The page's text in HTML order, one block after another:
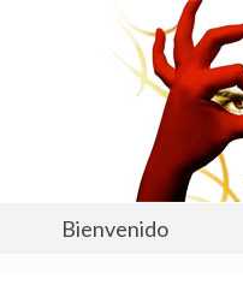
Bienvenido